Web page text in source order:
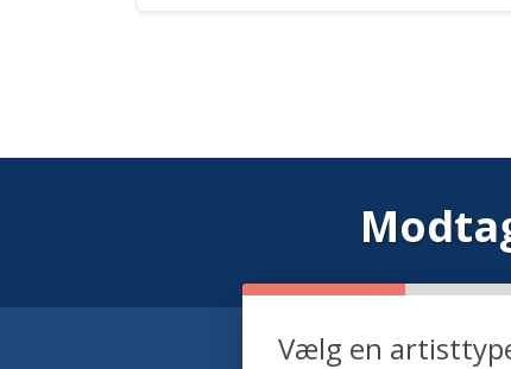
Vælg en